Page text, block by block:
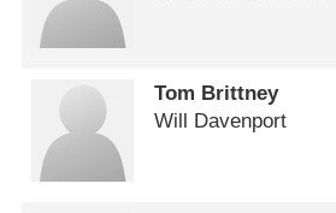
Tom Brittney
Will Davenport